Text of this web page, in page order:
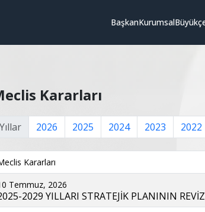
BaşkanKurumsal
Kararları
Yıllar 2026 2025 2024 2023 2022
Kararları
Temmuz, 2026
2029 YILLARI STRATEJİK PLANININ